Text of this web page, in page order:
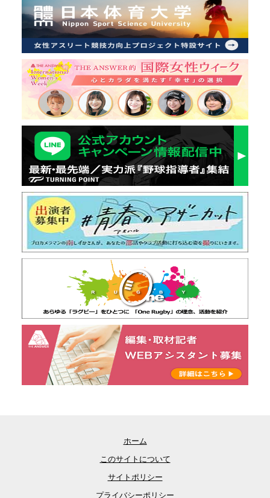
ホーム
このサイトについて
サイトポリシー
プライバシーポリシー